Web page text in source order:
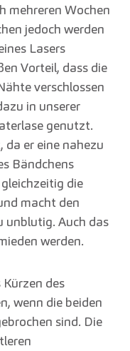
mehreren Wochen
jedoch werden
Lasers
Vorteil, dass die
verschlossen
in unserer
genutzt.
da er eine nahezu
Bändchens
die
macht den
unblutig. Auch das
werden.
des
wenn die beiden
sind. Die